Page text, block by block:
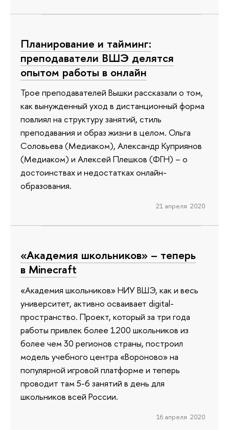
Планирование и тайминг:
преподаватели ВШЭ делятся
опытом работы в онлайн
Трое преподавателей Вышки рассказали о том,
как вынужденный уход в дистанционный форма
повлиял на структуру занятий, стиль
преподавания и образ жизни в целом. Ольга
Соловьева (Медиаком), Александр Куприянов
(Медиаком) и Алексей Плешков (ФГН) – о
достоинствах и недостатках онлайн-
образования.
21 апреля 2020
«Академия школьников» – теперь
в Minecraft
«Академия школьников» НИУ ВШЭ, как и весь
университет, активно осваивает digital-
пространство. Проект, который за три года
работы привлек более 1200 школьников из
более чем 30 регионов страны, построил
модель учебного центра «Вороново» на
популярной игровой платформе и теперь
проводит там 5-6 занятий в день для
школьников всей России.
16 апреля 2020